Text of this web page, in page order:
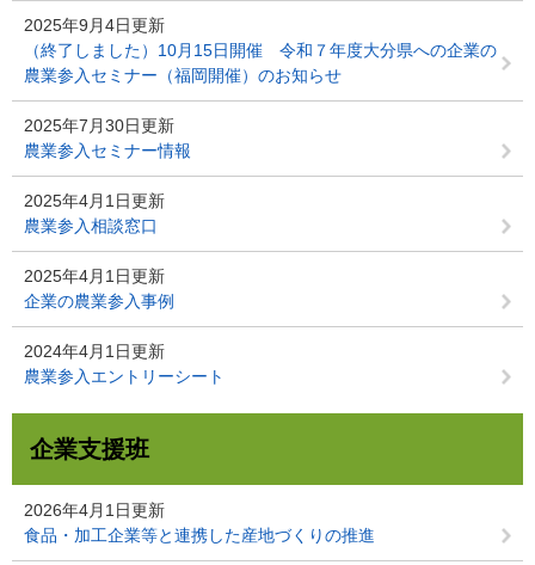
2025年9月4日更新
（終了しました）10月15日開催 令和７年度大分県への企業の
農業参入セミナー（福岡開催）のお知らせ
2025年7月30日更新
農業参入セミナー情報
2025年4月1日更新
農業参入相談窓口
2025年4月1日更新
企業の農業参入事例
2024年4月1日更新
農業参入エントリーシート
企業支援班
2026年4月1日更新
食品・加工企業等と連携した産地づくりの推進